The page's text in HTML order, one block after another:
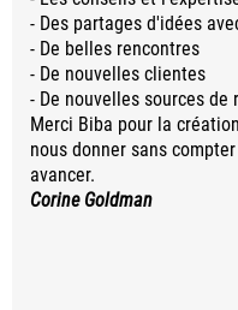
- Des partages d'idées
- De belles rencontres
- De nouvelles clientes
- De nouvelles sources de
Merci Biba pour la
nous donner sans
avancer.
Corine Goldman